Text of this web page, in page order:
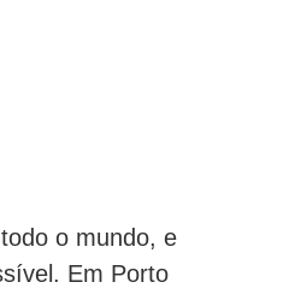
o mundo, e
Em Porto